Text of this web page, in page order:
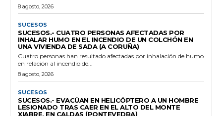
8 agosto, 2026
SUCESOS
SUCESOS.- CUATRO PERSONAS AFECTADAS POR
INHALAR HUMO EN EL INCENDIO DE UN COLCHÓN EN
UNA VIVIENDA DE SADA (A CORUÑA)
Cuatro personas han resultado afectadas por inhalación de humo
en relación al incendio de...
8 agosto, 2026
SUCESOS
SUCESOS.- EVACÚAN EN HELICÓPTERO A UN HOMBRE
LESIONADO TRAS CAER EN EL ALTO DEL MONTE
XIABRE, EN CALDAS (PONTEVEDRA)